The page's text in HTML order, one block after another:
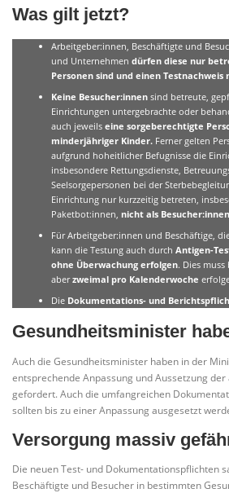
Was gilt jetzt?
Arbeitgeber:innen, Beschäftigte und
und Unternehmen dürfen diese nur
Personen sind und einen Testnachweis
Keine Besucher:innensind betreute,
Einrichtungen untergebrachte oder
auch jeweils eine sorgeberechtigte
minderjähriger Kinder.Ferner gelten
aufgrund hoheitlicher Befugnisse die
insbesondere Rettungsdienste,
Seelsorgepersonen bei der
Einrichtung nur kurzzeitig betreten,
Paketbot:innen, nicht als
Für Arbeitgeber:innen und Beschäftige,
kann die Testung auch durch Antigen-
ohne Überwachung erfolgen. Dies muss
aberzweimal pro Kalenderwoche
DieDokumentations- und
Gesundheitsminister
Auch die Gesundheitsminister haben in der
entsprechende Anpassung und Aussetzung
gefordert. Auch die umfangreichen
sollten bis zu einer Anpassung ausgesetzt
Versorgung massiv
Die neuen Test- und Dokumentationspflichten
Beschäftigte und Besucher in bestimmten